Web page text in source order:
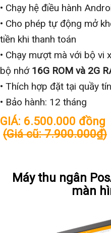
• Chạy hệ điều hành
• Cho phép tự động mở
tiền khi thanh toán
• Chạy mượt mà với bộ vi
bộ nhớ 16G ROM và 2G
• Thích hợp đặt tại quầy
• Bảo hành: 12 tháng
GIÁ: 6.500.000 đồng
(Giá cũ: 7.900.000₫)
Máy thu ngân
màn